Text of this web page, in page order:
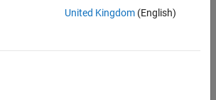
United Kingdom(English)